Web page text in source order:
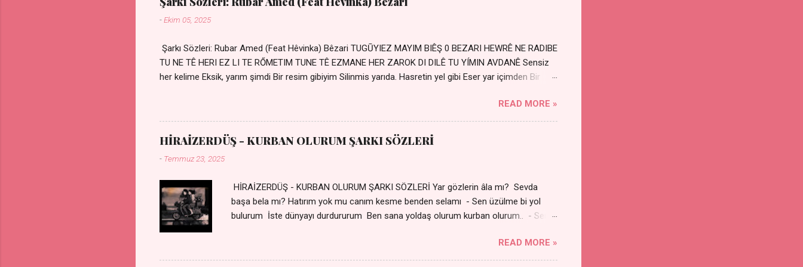
-Ekim 05, 2025
Şarkı Sözleri: Rubar Amed (Feat Hêvinka) Bêzari TUGŪYIEZ MAYIM BIÊŞ 0 BEZARI HEWRÊ NE RADIBE
TU NE TÊ HERI EZ LI TE RŐMETIM TUNE TÊ EZMANE HER ZAROK DI DILÊ TU YÍMIN AVDANÊ Sensiz
her kelime Eksik, yarım şimdi Bir resim gibiyim Silinmis yarıda. Hasretin yel gibi Eser yar içimden Bir
durmuyor Tu yi bihare min Ez ji payizim Li dile şevên min Teng e nefes im Adını sayıklar
Uykusuz geceler Sensiz her sabahım Sessiz ve kederli
READ MORE »
HİRAİZERDÜŞ - KURBAN OLURUM ŞARKI SÖZLERİ
- Temmuz 23, 2025
HİRAİZERDÜŞ - KURBAN OLURUM ŞARKI SÖZLERİ Yar gözlerin âla mı? Sevda
başa bela mı? Hatırım yok mu canım kesme benden selamı - Sen üzülme bi yol
bulurum İste dünyayı durdururum Ben sana yoldaş olurum kurban olurum.. - Sen
olurum Can canım cananım Yar gözlerin kara mı? Şu cefalar reva mı? Herkes
sevdiğin almış Sen de bana varman mı? - Sen üzülme bi yol bulurum İste dünyayı
READ MORE »